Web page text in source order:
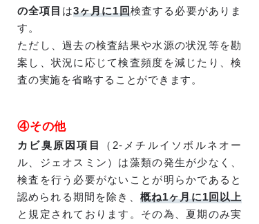
の全項目 は3ヶ月に1回検査する必要がありま
す。
ただし、過去の検査結果や水源の状況等を勘
案し、状況に応じて検査頻度を減じたり、検
査の実施を省略することができます。
④その他
カビ臭原因項目
（2-メチルイソボルネオー
ル、ジェオスミン）は藻類の発生が少なく、
検査を行う必要がないことが明らかであると
認められる期間を除き、 概ね1ヶ月に1回以上
と規定されております。その為、夏期のみ実